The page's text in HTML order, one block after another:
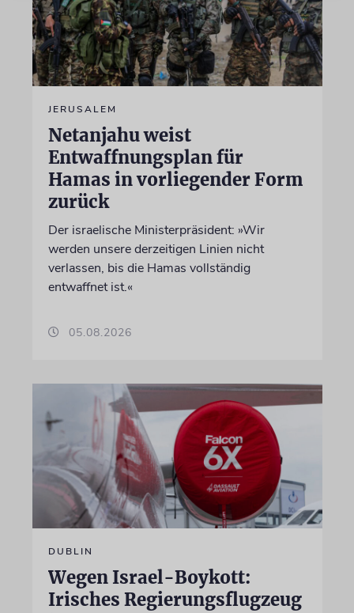
JERUSALEM
Netanjahu weist
Entwaffnungsplan für
Hamas in vorliegender Form
zurück
Der israelische Ministerpräsident: »Wir
werden unsere derzeitigen Linien nicht
verlassen, bis die Hamas vollständig
entwaffnet ist.«
05.08.2026
DUBLIN
Wegen Israel-Boykott:
Irisches Regierungsflugzeug